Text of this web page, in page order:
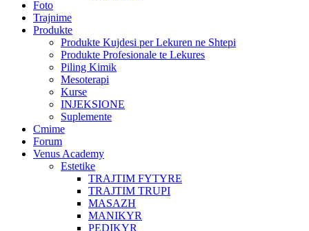
Foto
Trajnime
Produkte
Produkte Kujdesi per Lekuren ne Shtepi
Produkte Profesionale te Lekures
Piling Kimik
Mesoterapi
Kurse
INJEKSIONE
Suplemente
Cmime
Forum
Venus Academy
Estetike
TRAJTIM FYTYRE
TRAJTIM TRUPI
MASAZH
MANIKYR
PEDIKYR